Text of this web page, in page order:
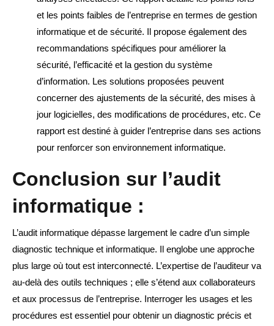
et les points faibles de l’entreprise en termes de gestion
informatique et de sécurité. Il propose également des
recommandations spécifiques pour améliorer la
sécurité, l’efficacité et la gestion du système
d’information. Les solutions proposées peuvent
concerner des ajustements de la sécurité, des mises à
jour logicielles, des modifications de procédures, etc. Ce
rapport est destiné à guider l’entreprise dans ses actions
pour renforcer son environnement informatique.
Conclusion sur l’audit
informatique :
L’audit informatique dépasse largement le cadre d’un simple
diagnostic technique et informatique. Il englobe une approche
plus large où tout est interconnecté. L’expertise de l’auditeur va
au-delà des outils techniques ; elle s’étend aux collaborateurs
et aux processus de l’entreprise. Interroger les usages et les
procédures est essentiel pour obtenir un diagnostic précis et